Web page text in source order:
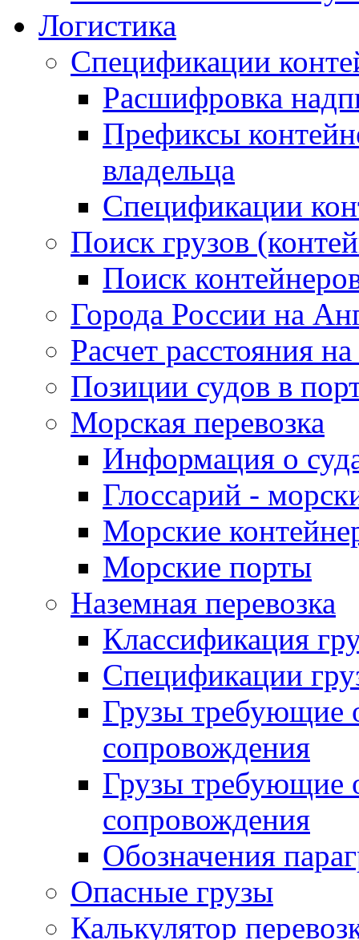
Логистика
Спецификации
Расшифровка
Префиксы
владельца
Спецификации
Поиск грузов
Поиск
Города России на
Расчет расстояния на
Позиции судов в
Морская перевозка
Информация о
Глоссарий -
Морские
Морские порты
Наземная перевозка
Классификация
Спецификации
Грузы требующие
сопровождения
Грузы требующие
сопровождения
Обозначения
Опасные грузы
Калькулятор